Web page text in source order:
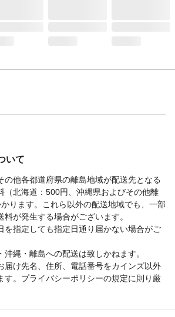
いて
の他各都道府県の離島地域が配送先となる
（北海道：500円、沖縄県およびその他離
ります。これら以外の配送地域でも、一部
が発生する場合がございます。
を指定しても指定日通り届かない場合がご
沖縄・離島への配送は致しかねます。
届け先名、住所、電話番号をカインズ以外
す。プライバシーポリシーの規定に則り厳